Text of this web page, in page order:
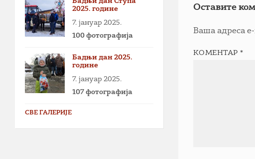
Оставите
Ваша адреса
КОМЕНТАР *
2025. године
7. јануар 2025.
100 фотографија
Бадњи дан 2025.
године
7. јануар 2025.
107 фотографија
СВЕ ГАЛЕРИЈЕ